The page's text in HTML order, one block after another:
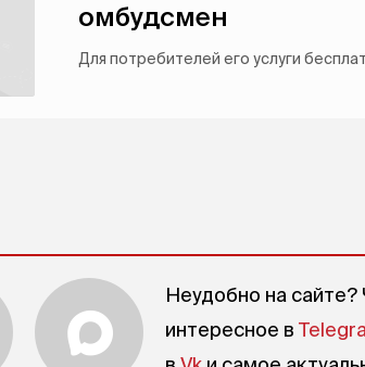
омбудсмен
Для потребителей его услуги
Неудобно на сайте?
интересное в